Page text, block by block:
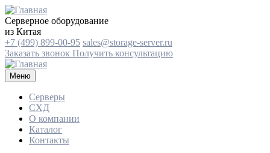
Серверное оборудование
из Китая
+7 (499) 899-00-95 sales@storage-server.ru
Заказать звонок Получить консультацию
Меню
Серверы
СХД
О компании
Каталог
Контакты